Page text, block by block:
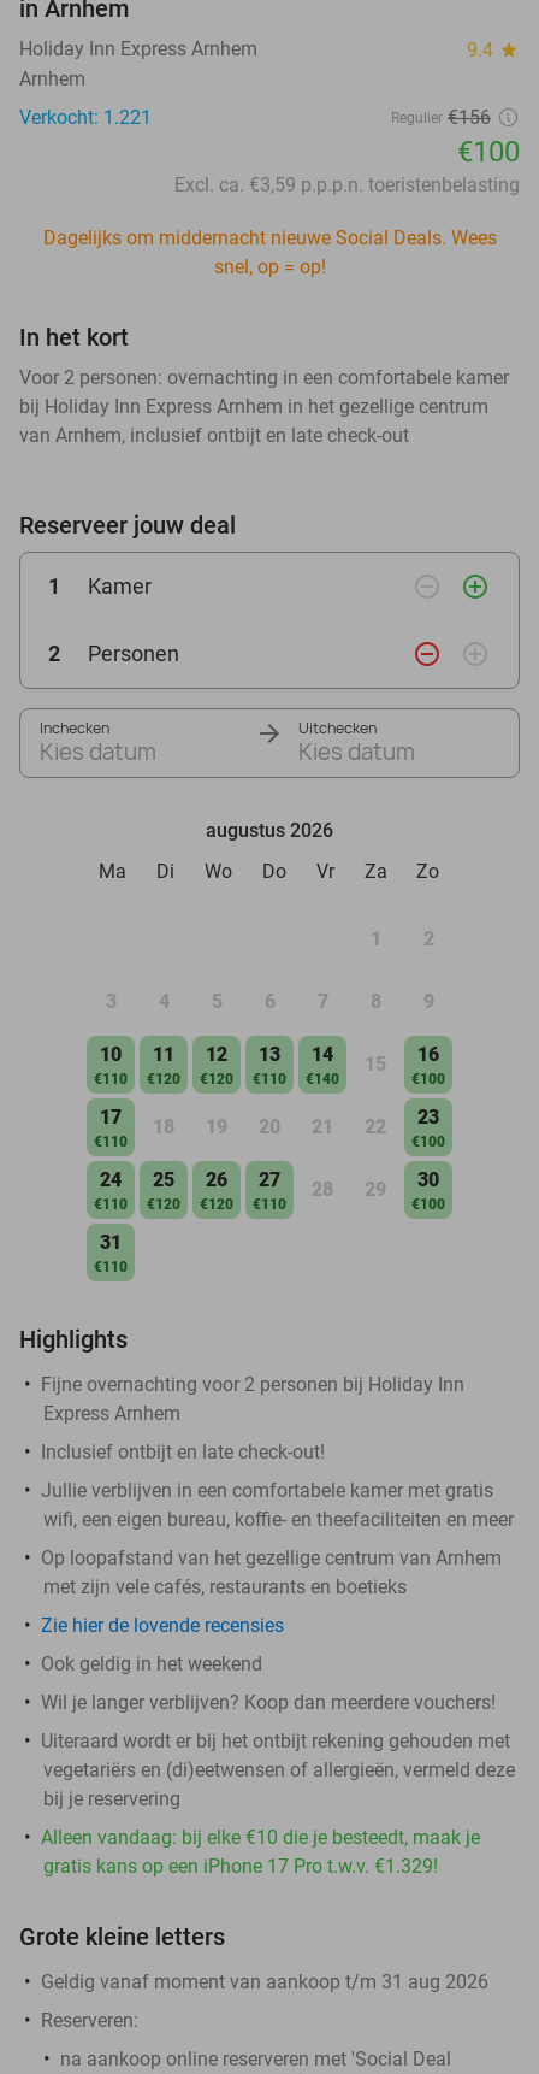
in Arnhem
Holiday Inn Express Arnhem 9.4 star
Arnhem
Verkocht: 1.221
Regulier €156
€100
Excl. ca. €3,59 p.p.p.n. toeristenbelasting
Dagelijks om middernacht nieuwe Social Deals. Wees
snel, op = op!
In het kort
Voor 2 personen: overnachting in een comfortabele kamer
bij Holiday Inn Express Arnhem in het gezellige centrum
van Arnhem, inclusief ontbijt en late check-out
Reserveer jouw deal
1 Kamer remove_circle_outline add_circle_outline
2 Personen remove_circle_outline add_circle_outline
Inchecken
Kies datum
Uitchecken
Kies datum
augustus 2026
Ma
Di Wo Do Vr Za Zo
1 2
3 4 5 6 7 8 9
10
€110
11
€120
12
€120
13
€110
14
€140
15 16
€100
17
€110
18 19 20 21 22 23
€100
24
€110
25
€120
26
€120
27
€110
28 29 30
€100
31
€110
Highlights
Fijne overnachting voor 2 personen bij Holiday Inn
Express Arnhem
Inclusief ontbijt en late check-out!
Jullie verblijven in een comfortabele kamer met gratis
wifi, een eigen bureau, koffie- en theefaciliteiten en meer
Op loopafstand van het gezellige centrum van Arnhem
met zijn vele cafés, restaurants en boetieks
Zie hier de lovende recensies
Ook geldig in het weekend
Wil je langer verblijven? Koop dan meerdere vouchers!
Uiteraard wordt er bij het ontbijt rekening gehouden met
vegetariërs en (di)eetwensen of allergieën, vermeld deze
bij je reservering
Alleen vandaag: bij elke €10 die je besteedt, maak je
gratis kans op een iPhone 17 Pro t.w.v. €1.329!
Grote kleine letters
Geldig vanaf moment van aankoop t/m 31 aug 2026
Reserveren:
na aankoop online reserveren met 'Social Deal